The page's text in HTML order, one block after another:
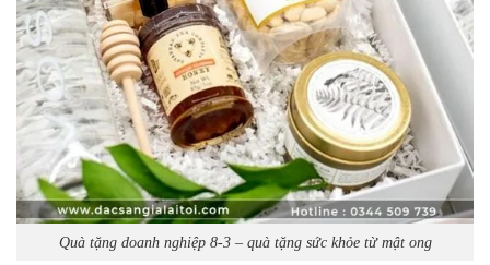
Quà tặng doanh nghiệp 8-3 – quà tặng sức khỏe từ mật ong